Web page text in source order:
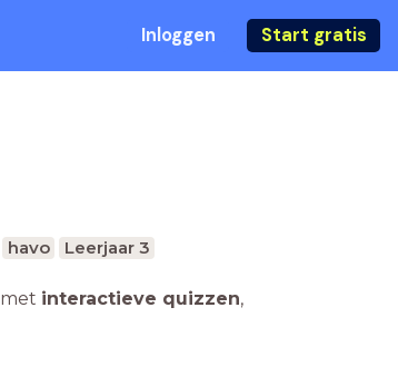
Inloggen Start gratis
havo Leerjaar 3
met interactieve quizzen,